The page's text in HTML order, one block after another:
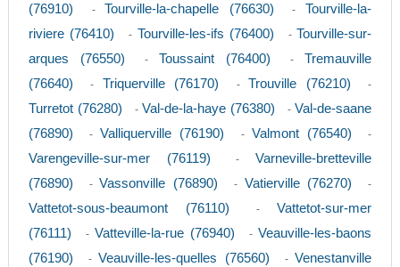
(76910)
- Tourville-la-chapelle (76630) - Tourville-la-
riviere (76410)
- Tourville-les-ifs (76400) - Tourville-sur-
arques (76550)
- Toussaint (76400) - Tremauville
(76640)
- Triquerville (76170) - Trouville (76210) -
Turretot (76280) - Val-de-la-haye (76380) - Val-de-saane
(76890)
- Valliquerville (76190) - Valmont (76540) -
Varengeville-sur-mer (76119) - Varneville-bretteville
(76890)
- Vassonville (76890) - Vatierville (76270) -
Vattetot-sous-beaumont (76110) - Vattetot-sur-mer
(76111)
- Vatteville-la-rue (76940) - Veauville-les-baons
(76190)
- Veauville-les-quelles (76560) - Venestanville